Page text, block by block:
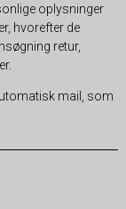
oplysninger
hvorefter de
retur,
mail, som